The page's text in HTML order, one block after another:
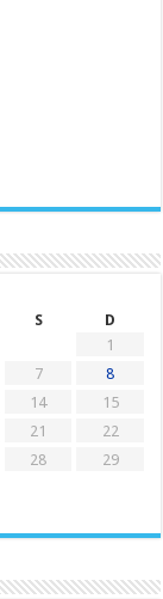
S
D
1
7
8
14
15
21
22
28
29